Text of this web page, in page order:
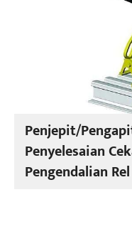
Penjepit/
Penyelesaian
Pengendalian